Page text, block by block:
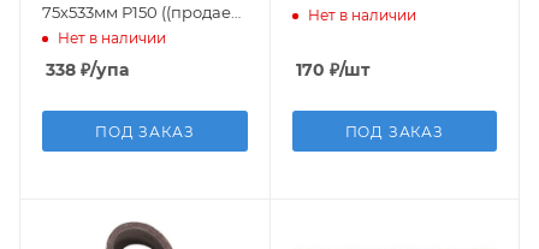
75х533мм Р150 ((продаем
упак. 5шт)
Нет в наличии
338 ₽/упа
ПОД ЗАКАЗ
Нет в наличии
170 ₽/шт
ПОД ЗАКАЗ